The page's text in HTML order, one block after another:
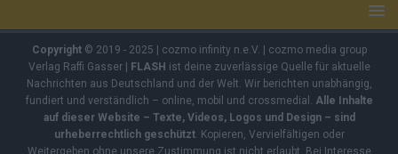
Copyright© 2019 - 2025 | cozmo infinity n.e.V. | cozmo media group
Verlag Raffi Gasser | FLASH ist deine zuverlässige Quelle für aktuelle
Nachrichten aus Deutschland und der Welt. Wir berichten unabhängig,
fundiert und verständlich – online, mobil und crossmedial.
Alle Inhalte
auf dieser Website – Texte, Videos, Logos und Design – sind
urheberrechtlich geschützt. Kopieren, Vervielfältigen oder
Weitergeben ohne unsere Zustimmung ist nicht erlaubt. Bei Interesse